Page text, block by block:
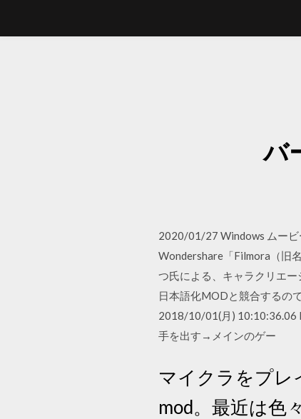
バ
2020/01/27 Windows ムービ
Wondershare「Filmora（旧
つ氏による、キャラクリエ
日本語化MODと競合するの
2018/10/01(月) 10:10:36.06
手を出す→メインのゲー
マイクラをプレ
mod。最近は色